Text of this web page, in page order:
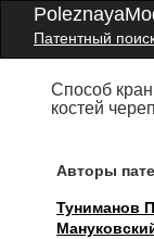
Патентный
Способ
костей
Авторы
Туниманов